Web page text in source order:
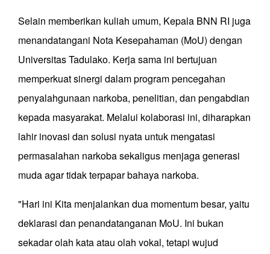
Selain memberikan kuliah umum, Kepala BNN RI juga
menandatangani Nota Kesepahaman (MoU) dengan
Universitas Tadulako. Kerja sama ini bertujuan
memperkuat sinergi dalam program pencegahan
penyalahgunaan narkoba, penelitian, dan pengabdian
kepada masyarakat. Melalui kolaborasi ini, diharapkan
lahir inovasi dan solusi nyata untuk mengatasi
permasalahan narkoba sekaligus menjaga generasi
muda agar tidak terpapar bahaya narkoba.
"Hari ini Kita menjalankan dua momentum besar, yaitu
deklarasi dan penandatanganan MoU. Ini bukan
sekadar olah kata atau olah vokal, tetapi wujud